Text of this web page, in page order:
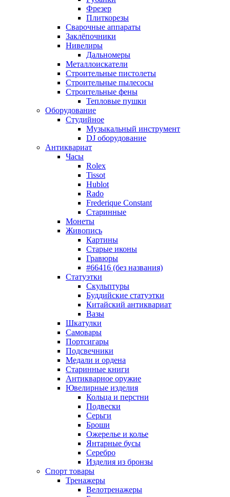
Фрезер
Плиткорезы
Сварочные аппараты
Заклёпочники
Нивелиры
Дальномеры
Металлоискатели
Строительные пистолеты
Строительные пылесосы
Строительные фены
Тепловые пушки
Оборудование
Студийное
Музыкальный инструмент
DJ оборудование
Антиквариат
Часы
Rolex
Tissot
Hublot
Rado
Frederique Constant
Старинные
Монеты
Живопись
Картины
Старые иконы
Гравюры
#66416 (без названия)
Статуэтки
Скульптуры
Буддийские статуэтки
Китайский антиквариат
Вазы
Шкатулки
Самовары
Портсигары
Подсвечники
Медали и ордена
Старинные книги
Антикварное оружие
Ювелирные изделия
Кольца и перстни
Подвески
Серьги
Броши
Ожерелье и колье
Янтарные бусы
Серебро
Изделия из бронзы
Спорт товары
Тренажеры
Велотренажеры